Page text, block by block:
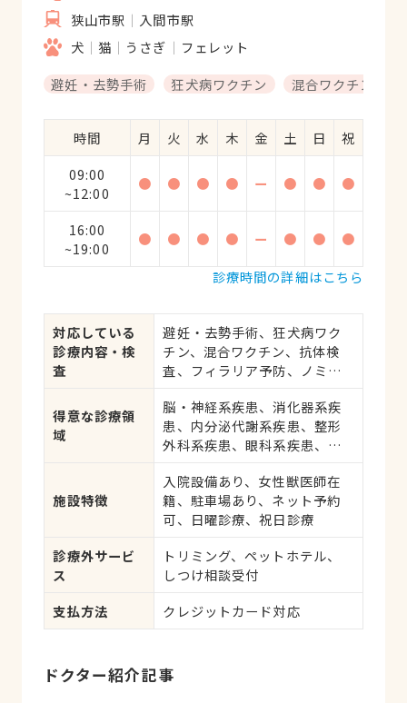
狭山市駅
入間市駅
犬
猫 うさぎ
フェレット
避妊・去勢手術
狂犬病ワクチン 混合ワクチン
時間 月 火 水 木 金 土 日
祝
09:00
~12:00
● ● ● ● ー ● ● ●
16:00
~19:00
● ● ● ● ー ● ●
●
診療時間の詳細はこちら
対応している
診療内容・検
査
避妊・去勢手術、狂犬病ワク
チン、混合ワクチン、抗体検
査、フィラリア予防、ノミ・
応、健康診断、各種検査、外
科手術
得意な診療領
域
脳・神経系疾患、消化器系疾
患、内分泌代謝系疾患、整形
外科系疾患、眼科系疾患、循
系疾患、血液・免疫系疾患、
耳系疾患、皮膚系疾患、呼吸
器系疾患、腎・泌尿器系疾
ん、アレルギー、歯と口腔系
疾患
施設特徴
入院設備あり、女性獣医師在
籍、駐車場あり、ネット予約
可、日曜診療、祝日診療
診療外サービ
ス
トリミング、ペットホテル、
しつけ相談受付
支払方法
クレジットカード対応
ドクター紹介記事